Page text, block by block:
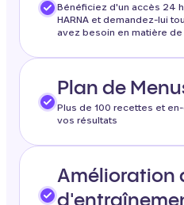
Bénéficiez d'un accès 24
HARNA et demandez-lui
avez besoin en matière
Plan de
Plus de 100 recettes et
vos résultats
Amélioration